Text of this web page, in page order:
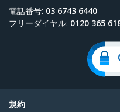
電話番号: 03 6743 6440
フリーダイヤル: 0120 365
規約